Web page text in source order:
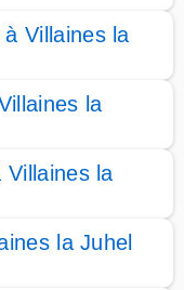
Villaines la
la
Villaines la
la Juhel